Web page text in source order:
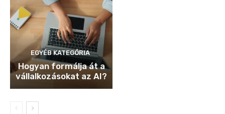
EGYÉB KATEGÓRIA
Hogyan formálja át a
vállalkozásokat az AI?